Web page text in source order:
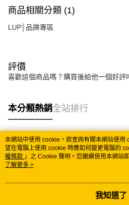
商品相關分類 (1)
LUP│品牌專區
評價
喜歡這個商品嗎？購買後給他一個好評
本分類熱銷全站排行
熱門標籤
本網站中使用 cookie，欲查詢有關本網站使用
望在電腦上使用 cookie 時應如何變更電腦的
權條款 」之 Cookie 聲明。您繼續使用本網站
用條款之 Cookie 聲明使用 cookie。
了解更多 >
我知道了